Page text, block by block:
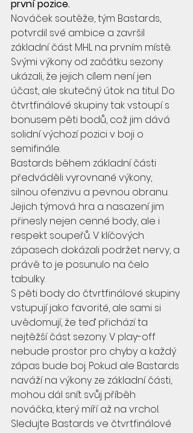
první pozice.
Nováček soutěže, tým Bastards,
potvrdil své ambice a završil
základní část MHL na prvním místě.
Svými výkony od začátku sezony
ukázali, že jejich cílem není jen
účast, ale skutečný útok na titul. Do
čtvrtfinálové skupiny tak vstoupí s
bonusem pěti bodů, což jim dává
solidní výchozí pozici v boji o
semifinále.
Bastards během základní části
předváděli vyrovnané výkony,
silnou ofenzivu a pevnou obranu.
Jejich týmová hra a nasazení jim
přinesly nejen cenné body, ale i
respekt soupeřů. V klíčových
zápasech dokázali podržet nervy, a
právě to je posunulo na čelo
tabulky.
S pěti body do čtvrtfinálové skupiny
vstupují jako favorité, ale sami si
uvědomují, že teď přichází ta
nejtěžší část sezony. V play-off
nebude prostor pro chyby a každý
zápas bude boj. Pokud ale Bastards
naváží na výkony ze základní části,
mohou dál snít svůj příběh
nováčka, který míří až na vrchol.
Sledujte Bastards ve čtvrtfinálové